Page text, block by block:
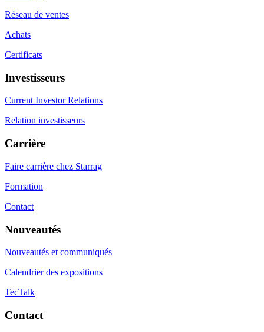
Réseau de ventes
Achats
Certificats
Investisseurs
Current Investor Relations
Relation investisseurs
Carrière
Faire carrière chez Starrag
Formation
Contact
Nouveautés
Nouveautés et communiqués
Calendrier des expositions
TecTalk
Contact